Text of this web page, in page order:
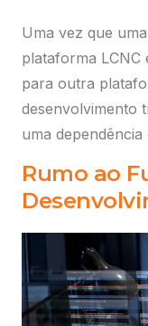
Solicite sua
o login para
Portal do
Acesse os
Preciso de ajuda
My
Serviços de pós-
Preciso de ajuda
Plataforma
Uma vez que
plataforma LCNC
para outra
desenvolvimento
uma
Rumo ao